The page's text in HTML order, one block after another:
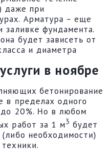
даже при
Арматура – еще
заливке фундамента.
будет зависеть от
и диаметра
в ноябре
бетонирование
в пределах одного
до 20%. Но в любом
работ за 1 м3 будет
необходимости)